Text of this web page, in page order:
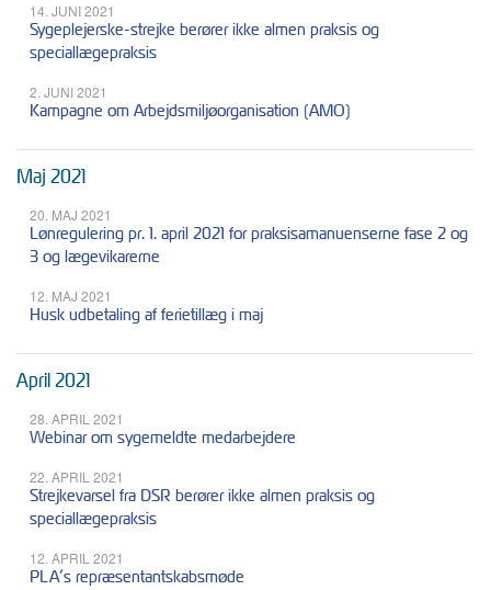
14. JUNI 2021
Sygeplejerske-strejke berører ikke almen praksis og
speciallægepraksis
2. JUNI 2021
Kampagne om Arbejdsmiljøorganisation (AMO)
Maj 2021
20. MAJ 2021
Lønregulering pr. 1. april 2021 for praksisamanuenserne fase 2 og
3 og lægevikarerne
12. MAJ 2021
Husk udbetaling af ferietillæg i maj
April 2021
28. APRIL 2021
Webinar om sygemeldte medarbejdere
22. APRIL 2021
Strejkevarsel fra DSR berører ikke almen praksis og
speciallægepraksis
12. APRIL 2021
PLA’s repræsentantskabsmøde